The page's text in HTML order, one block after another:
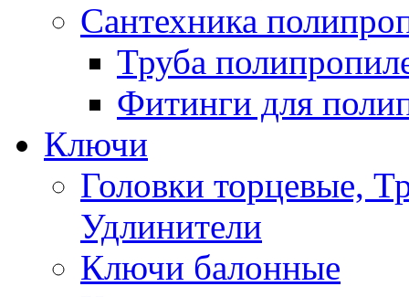
Сантехника
Труба
Фитинги для
Ключи
Головки торцевые,
Удлинители
Ключи балонные